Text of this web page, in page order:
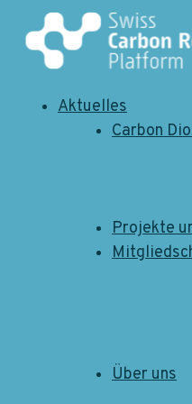
Aktuelles
Carbon
Projekte
Über uns
Swiss Carbon
CH - 8004 Zürich